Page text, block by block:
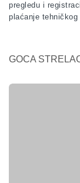
pregledu i
plaćanje
GOCA